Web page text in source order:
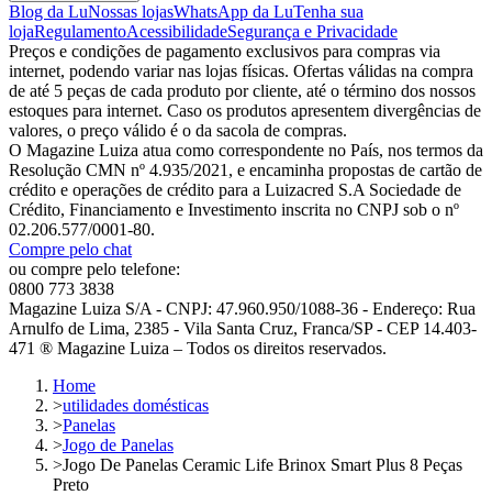
Blog da LuNossas lojasWhatsApp da LuTenha sua
lojaRegulamentoAcessibilidadeSegurança e Privacidade
Preços e condições de pagamento exclusivos para compras via
internet, podendo variar nas lojas físicas. Ofertas válidas na compra
de até 5 peças de cada produto por cliente, até o término dos nossos
estoques para internet. Caso os produtos apresentem divergências de
valores, o preço válido é o da sacola de compras.
O Magazine Luiza atua como correspondente no País, nos termos da
Resolução CMN nº 4.935/2021, e encaminha propostas de cartão de
crédito e operações de crédito para a Luizacred S.A Sociedade de
Crédito, Financiamento e Investimento inscrita no CNPJ sob o nº
02.206.577/0001-80.
Compre pelo chat
ou compre pelo telefone:
0800 773 3838
Magazine Luiza S/A - CNPJ: 47.960.950/1088-36 - Endereço: Rua
Arnulfo de Lima, 2385 - Vila Santa Cruz, Franca/SP - CEP 14.403-
471 ® Magazine Luiza – Todos os direitos reservados.
Home
>utilidades domésticas
>Panelas
>Jogo de Panelas
>Jogo De Panelas Ceramic Life Brinox Smart Plus 8 Peças
Preto